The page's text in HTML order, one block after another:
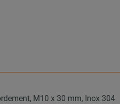
M10 x 30 mm, Inox 304